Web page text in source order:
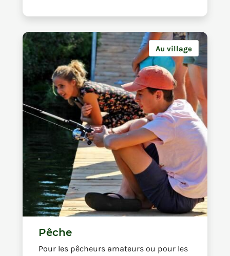
Au village
Pêche
Pour les pêcheurs amateurs ou pour les